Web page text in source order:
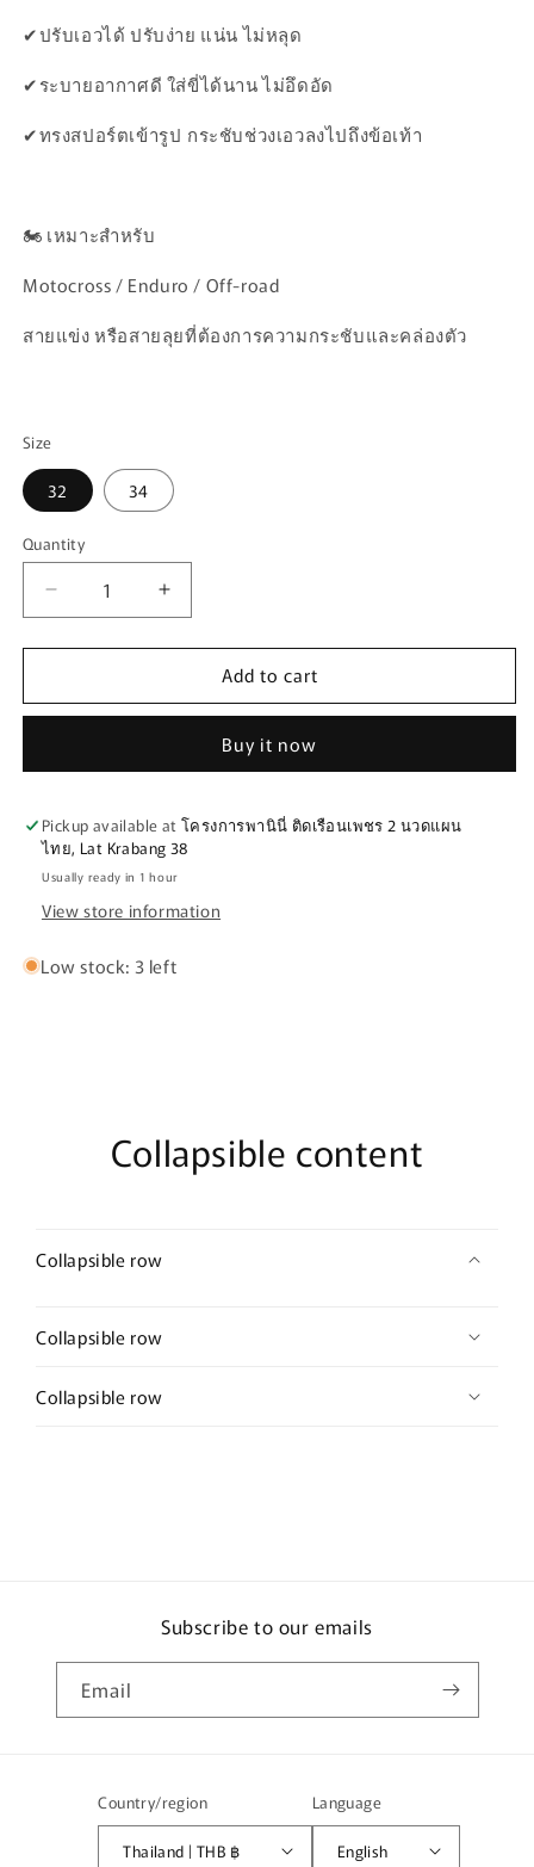
✔ปรับเอวได้ ปรับง่าย แน่น ไม่หลุด
✔ระบายอากาศดี ใส่ขี่ได้นาน ไม่อึดอัด
✔ทรงสปอร์ตเข้ารูป กระชับช่วงเอวลงไปถึงข้อเท้า
🏍️ เหมาะสำหรับ
Motocross / Enduro / Off-road
สายแข่ง หรือสายลุยที่ต้องการความกระชับและคล่องตัว
Size
32 34
Quantity
Quantity
Decrease
quantity
for
FASTHOUSE
RED
BLACK
Increase
quantity
for
กางเกง
FASTHOUSE
ELROD
REACT
RED
BLACK
Add to cart
Buy it now
Pickup available at โครงการพานินี่ ติดเรือนเพชร 2 นวดแผน
ไทย, Lat Krabang 38
Usually ready in 1 hour
View store information
Low stock: 3 left
Collapsible content
Collapsible row
Collapsible row
Collapsible row
Subscribe to our emails
Email
Country/region
Thailand | THB ฿
Language
English